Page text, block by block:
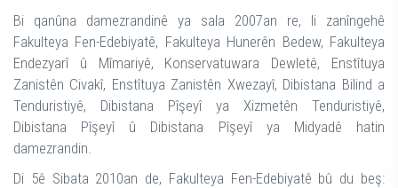
Bi qanûna damezrandinê ya sala 2007an re, li zanîngehê
Fakulteya Fen-Edebiyatê, Fakulteya Hunerên Bedew, Fakulteya
Endezyarî û Mîmariyê, Konservatuwara Dewletê, Enstîtuya
Zanistên Civakî, Enstîtuya Zanistên Xwezayî, Dibistana Bilind a
Tenduristiyê, Dibistana Pîşeyî ya Xizmetên Tenduristiyê,
Dibistana Pîşeyî û Dibistana Pîşeyî ya Midyadê hatin
damezrandin.
Di 5ê Sibata 2010an de, Fakulteya Fen-Edebiyatê bû du beş: